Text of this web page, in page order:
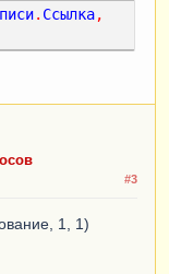
. Ссылка,
#3
1, 1)